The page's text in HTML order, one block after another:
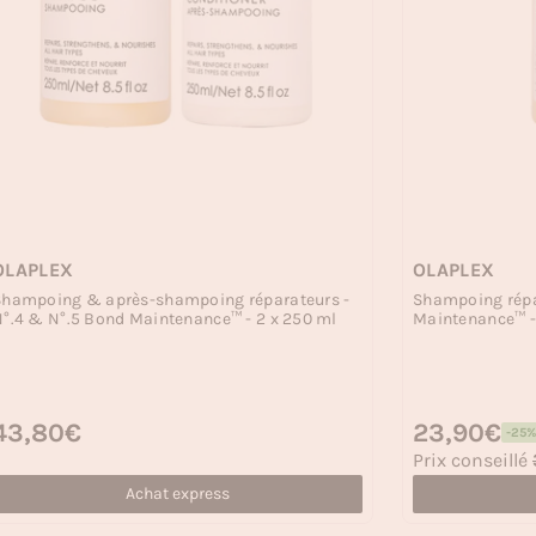
& après-shampoing réparateurs -
& N°.5 Bond Maintenance™ - 2 x 250 ml
habituel
Achat express
OLAPLEX
Shampoing
Maintenance™
Prix soldé
23,90€ -25%
Prix habituel
Prix conseillé